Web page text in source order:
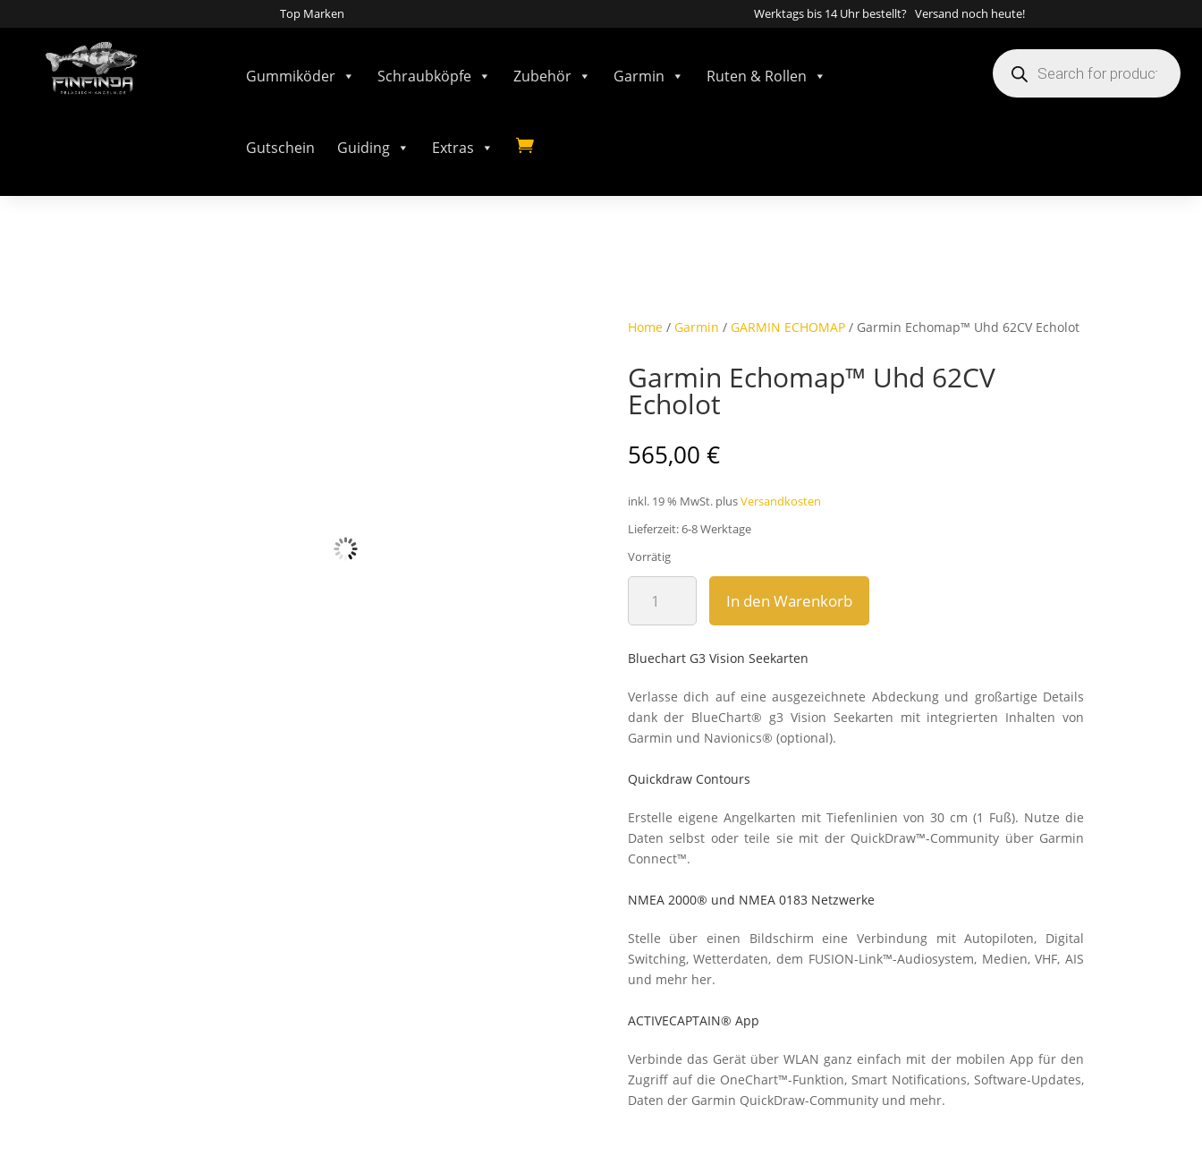
Top Marken Werktags bis 14 Uhr bestellt? Versand noch heute!
Gummiköder Schraubköpfe Zubehör Garmin Ruten & Rollen
Gutschein Guiding Extras 
Products
search
Home/ Garmin / GARMIN ECHOMAP/ Garmin Echomap™ Uhd 62CV Echolot
Garmin Echomap™ Uhd 62CV
Echolot
565,00 €
inkl. 19 % MwSt. plusVersandkosten
Lieferzeit:6-8 Werktage
Vorrätig
Echomap™
Uhd
Echolot
Menge
In den Warenkorb
Bluechart G3 Vision Seekarten
Verlasse dich auf eine aus­ge­zeich­nete Ab­deckung und groß­art­ige Details
dank der Blue­Chart® g3 Vision See­karten mit inte­grier­ten In­halt­en von
Garmin und Navi­onics® (optional).
Quickdraw Contours
Erstelle eigene Angel­karten mit Tiefen­linien von 30 cm (1 Fuß). Nutze die
Daten sel­bst oder teile sie mit der Quick­Draw™-Commun­ity über Garmin
Connect™.
NMEA 2000® und NMEA 0183 Netzwerke
Stelle über einen Bild­schirm eine Ver­bind­ung mit Auto­pilot­en, Digi­tal
Switch­ing, Wetter­daten, dem FUSION-Link™-Audio­system, Medien, VHF, AIS
und mehr her.
ACTIVECAPTAIN® App
Verbinde das Gerät über WLAN ganz einfach mit der mobil­en App für den
Zu­griff auf die One­Chart™-Funk­tion, Smart Noti­fica­tions, Soft­ware-Up­­dates,
Daten der Garmin Quick­Draw-Commun­ity und mehr.